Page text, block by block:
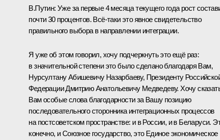
В.Путин: Уже за первые 4 месяца текущего года рост
почти 30 процентов. Всё‑таки это явное свидетельство
правильного выбора в направлении интеграции.
Я уже об этом говорил, хочу подчеркнуть это ещё раз:
в значительной степени это было сделано благодаря Вам,
Нурсултану Абишевичу Назарбаеву, Президенту
Федерации Дмитрию Анатольевичу Медведеву. Хочу
Вам особые слова благодарности за Вашу позицию
последовательного сторонника интеграционных процессов
на постсоветском пространстве: и в России, и в Беларуси.
конечно, и Союзное государство, это Единое экономическое